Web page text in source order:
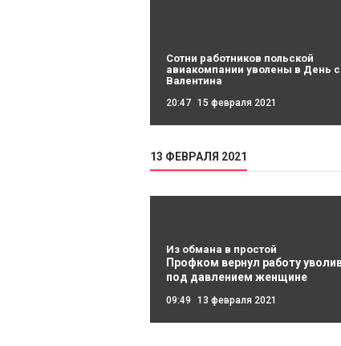
Сотни работников польской
авиакомпании уволены в День
Валентина
20:47 15 февраля 2021
13 ФЕВРАЛЯ 2021
Из обмана в простой
Профком вернул работу
под давлением женщине
09:49 13 февраля 2021